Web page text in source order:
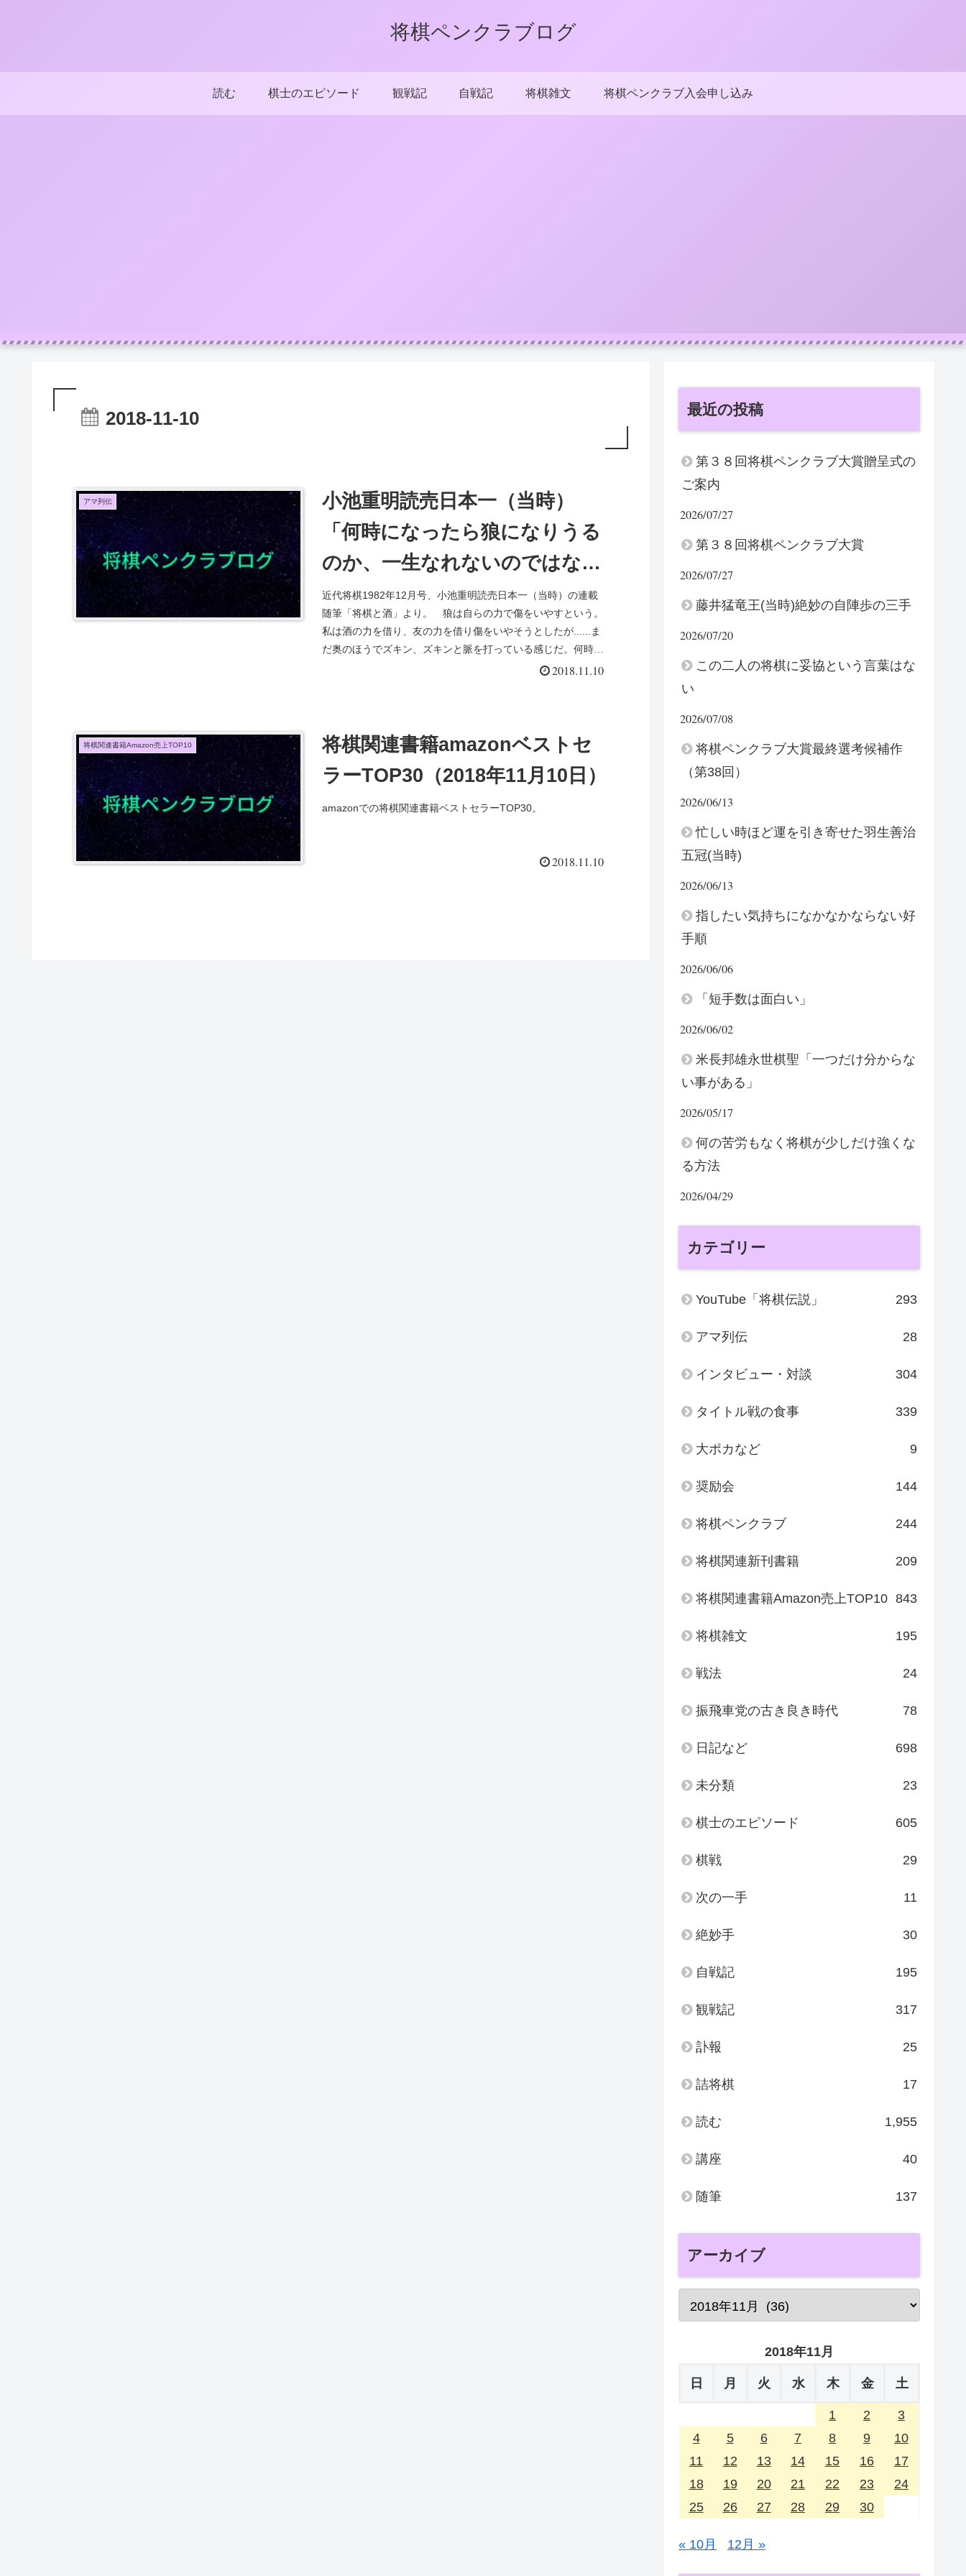
将棋ペンクラブログ
読む 棋士のエピソード 観戦記 自戦記 将棋雑文 将棋ペンクラブ入会申し込み
2018-11-10
アマ列伝
小池重明読売日本一（当時）
「何時になったら狼になりうる
のか、一生なれないのではない
か」
近代将棋1982年12月号、小池重明読売日本一（当時）の連載
随筆「将棋と酒」より。 狼は自らの力で傷をいやすという。
私は酒の力を借り、友の力を借り傷をいやそうとしたが......ま
だ奥のほうでズキン、ズキンと脈を打っている感じだ。何時に
2018.11.10
将棋関連書籍Amazon売上TOP10
将棋関連書籍amazonベストセ
ラーTOP30（2018年11月10日）
amazonでの将棋関連書籍ベストセラーTOP30。
2018.11.10
最近の投稿
第３８回将棋ペンクラブ大賞贈呈式の
ご案内
2026/07/27
第３８回将棋ペンクラブ大賞
2026/07/27
藤井猛竜王(当時)絶妙の自陣歩の三手
2026/07/20
この二人の将棋に妥協という言葉はな
い
2026/07/08
将棋ペンクラブ大賞最終選考候補作
（第38回）
2026/06/13
忙しい時ほど運を引き寄せた羽生善治
五冠(当時)
2026/06/13
指したい気持ちになかなかならない好
手順
2026/06/06
「短手数は面白い」
2026/06/02
米長邦雄永世棋聖「一つだけ分からな
い事がある」
2026/05/17
何の苦労もなく将棋が少しだけ強くな
る方法
2026/04/29
カテゴリー
YouTube「将棋伝説」 293
アマ列伝 28
インタビュー・対談 304
タイトル戦の食事 339
大ポカなど 9
奨励会 144
将棋ペンクラブ 244
将棋関連新刊書籍 209
将棋関連書籍Amazon売上TOP10 843
将棋雑文 195
戦法 24
振飛車党の古き良き時代 78
日記など 698
未分類 23
棋士のエピソード 605
棋戦 29
次の一手 11
絶妙手 30
自戦記 195
観戦記 317
訃報 25
詰将棋 17
読む 1,955
講座 40
随筆 137
アーカイブ
2018年11月
日 月 火 水 木 金 土
1 2
3
4
5 6 7 8 9
10
11
12 13 14 15 16
17
18
19 20 21 22 23
24
25
26 27 28 29 30
« 10月 12月 »